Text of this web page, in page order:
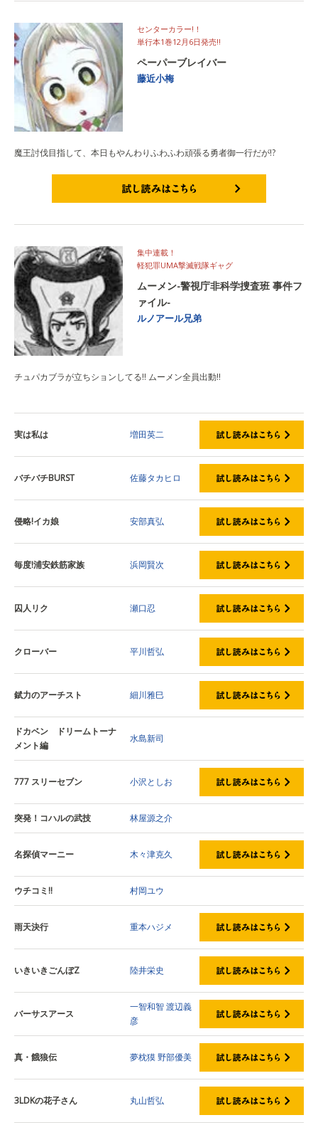
センターカラー!！
単行本1巻12月6日発売!!
ペーパーブレイバー
藤近小梅
魔王討伐目指して、本日もやんわりふわふわ頑張る勇者御一行だが!?
集中連載！
軽犯罪UMA撃滅戦隊ギャグ
ムーメン-警視庁非科学捜査班 事件フ
ァイル-
ルノアール兄弟
チュパカブラが立ちションしてる!! ムーメン全員出動!!
実は私は 増田英二
バチバチBURST 佐藤タカヒロ
侵略!イカ娘 安部真弘
毎度!浦安鉄筋家族 浜岡賢次
囚人リク 瀬口忍
クローバー 平川哲弘
錻力のアーチスト 細川雅巳
ドカベン ドリームトーナ
メント編
水島新司
777 スリーセブン 小沢としお
突発！コハルの武技 林屋源之介
名探偵マーニー 木々津克久
ウチコミ!! 村岡ユウ
雨天決行 重本ハジメ
いきいきごんぼZ 陸井栄史
バーサスアース
一智和智渡辺義
彦
真・餓狼伝 夢枕獏野部優美
3LDKの花子さん 丸山哲弘